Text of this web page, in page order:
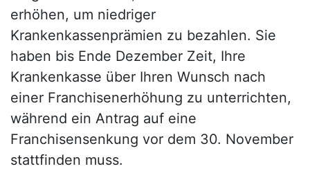
erhöhen, um niedriger
Krankenkassenprämien zu bezahlen. Sie
haben bis Ende Dezember Zeit, Ihre
Krankenkasse über Ihren Wunsch nach
einer Franchisenerhöhung zu unterrichten,
während ein Antrag auf eine
Franchisensenkung vor dem 30. November
stattfinden muss.